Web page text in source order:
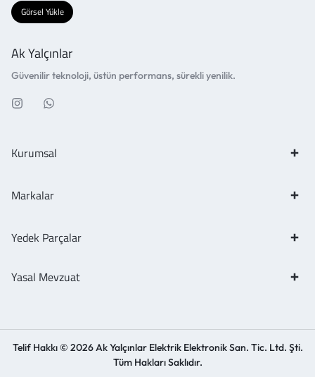
Görsel Yükle
Ak Yalçınlar
Güvenilir teknoloji, üstün performans, sürekli yenilik.
Kurumsal
Markalar
Yedek Parçalar
Yasal Mevzuat
Telif Hakkı © 2026 Ak Yalçınlar Elektrik Elektronik San. Tic. Ltd. Şti.
Tüm Hakları Saklıdır.